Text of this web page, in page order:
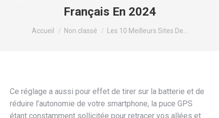
Français En 2024
Vous êtes ici :
Accueil Non classé Les 10 Meilleurs Sites De…
Ce réglage a aussi pour effet de tirer sur la batterie et de
réduire l’autonomie de votre smartphone, la puce GPS
étant constamment sollicitée pour retracer vos allées et